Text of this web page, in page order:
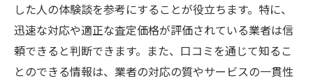
した人の体験談を参考にすることが役立ちます。特に、
迅速な対応や適正な査定価格が評価されている業者は信
頼できると判断できます。また、口コミを通じて知るこ
とのできる情報は、業者の対応の質やサービスの一貫性